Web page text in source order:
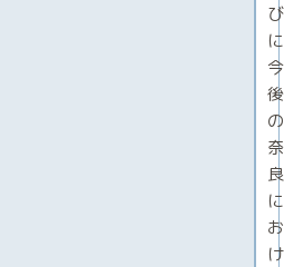
び
に
今
後
の
奈
良
に
お
け